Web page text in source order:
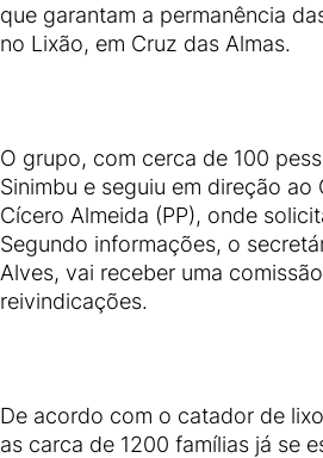
que garantam a permanência
no Lixão, em Cruz das Almas.
O grupo, com cerca de 100
Sinimbu e seguiu em direção ao
Cícero Almeida (PP), onde
Segundo informações, o
Alves, vai receber uma
reivindicações.
De acordo com o catador de
as carca de 1200 famílias já se